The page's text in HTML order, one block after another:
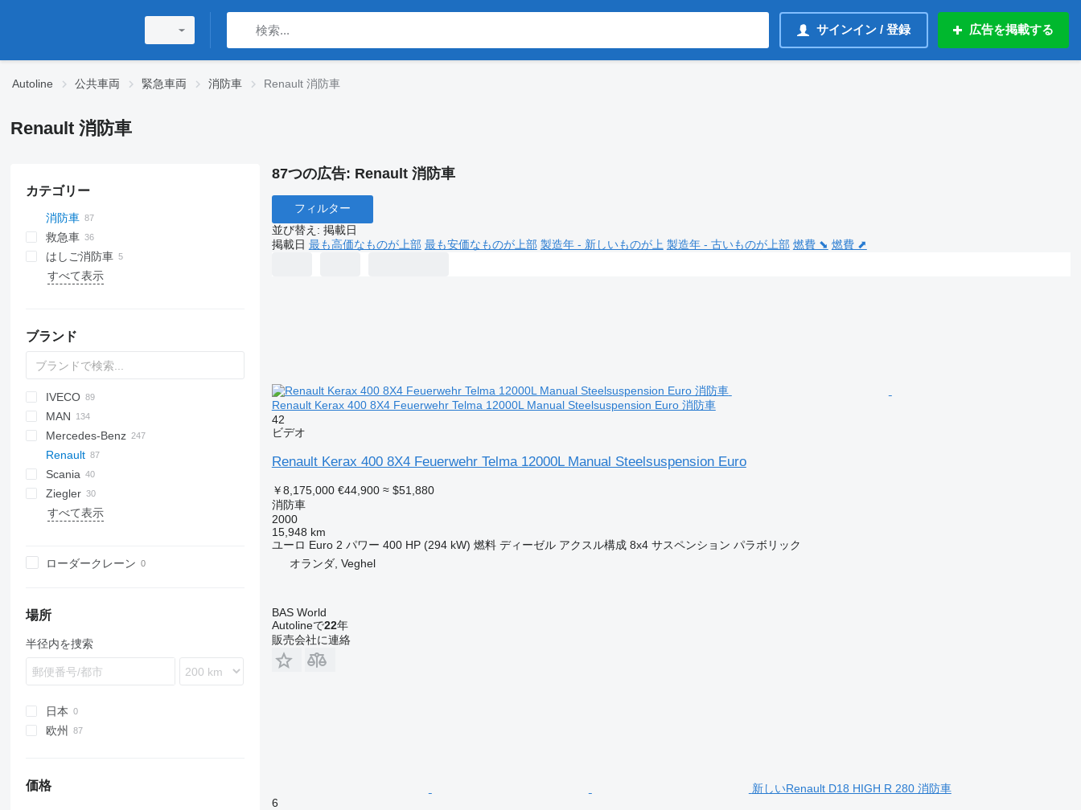
サインイン / 登録 広告を掲載する
Autoline 公共車両 緊急車両 消防車 Renault 消防車
Renault 消防車
カテゴリー
消防車
救急車
はしご消防車
すべて表示
ブランド
A series
Jumper
CF
LF
Ducato
F-series
Ranger
Transit
FL
HD-series
L-series
W-series
IVECO
Daily
EuroCargo
Eurofire
Magirus
T-Way
PayStar
ELF
FVR
MAN
KAT
L2000
LE
TGA
TGE
TGS
5336
Mercedes-Benz
Actros
Atego
Axor
Econic
SK
Canter
Atlas
Movano
Boxer
Renault
D-series
D 14
D 16
G-series
G230
Kerax
Kerax 400
Mascott 160
Master
Midlum 210
Midlum 220
Midlum 270
Premium 260
Scania
L-series
P-series
T-series
13S23
1491
815
T-series
Dyna
Hilux
4320
Crafter
LT
FL
FM
131
Ziegler
すべて表示
ローダークレーン
場所
半径内を捜索
日本
欧州
価格
87つの広告: Renault 消防車
フィルター
並び替え : 掲載日
掲載日 最も高価なものが上部 最も安価なものが上部 製造年 - 新しいものが上 製造年 - 古いものが上部 燃費 ⬊ 燃費 ⬈
Renault Kerax 400 8X4 Feuerwehr Telma 12000L Manual Steelsuspension Euro 消防車
42
ビデオ
Renault Kerax 400 8X4 Feuerwehr Telma 12000L Manual Steelsuspension Euro
￥8,175,000 €44,900 ≈ $51,880
消防車
2000
15,948 km
ユーロ Euro 2 パワー 400 HP (294 kW) 燃料 ディーゼル アクスル構成 8x4 サスペンション パラボリック
オランダ, Veghel
BAS World
Autolineで22年
販売会社に連絡
新しいRenault D18 HIGH R 280 消防車
6